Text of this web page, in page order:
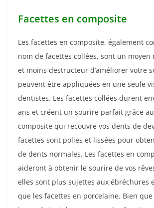
Facettes en composite
Les facettes en composite, également
nom de facettes collées, sont un moyen
et moins destructeur d’améliorer votre
peuvent être appliquées en une seule
dentistes. Les facettes collées durent
ans et créent un sourire parfait grâce
composite qui recouvre vos dents de
facettes sont polies et lissées pour
de dents normales. Les facettes en
aideront à obtenir le sourire de vos
elles sont plus sujettes aux ébréchures
que les facettes en porcelaine. Bien